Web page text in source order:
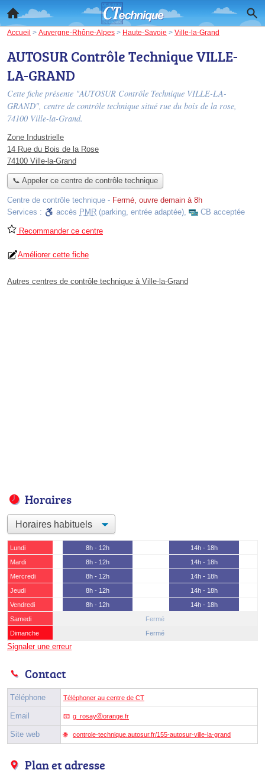
Accueil > Auvergne-Rhône-Alpes > Haute-Savoie > Ville-la-Grand
AUTOSUR Contrôle Technique VILLE-
LA-GRAND
Cette fiche présente "AUTOSUR Contrôle Technique VILLE-LA-
GRAND", centre de contrôle technique situé rue du bois de la rose,
74100 Ville-la-Grand.
Zone Industrielle
14 Rue du Bois de la Rose
74100 Ville-la-Grand
📞 Appeler ce centre de contrôle technique
Centre de contrôle technique - Fermé, ouvre demain à 8h
Services :
accès PMR (parking, entrée adaptée), CB acceptée
Recommander ce centre
Améliorer cette fiche
Autres centres de contrôle technique à Ville-la-Grand
Horaires
Lundi 8h - 12h
14h - 18h
Mardi
8h - 12h
14h - 18h
Mercredi
8h - 12h
14h - 18h
Jeudi
8h - 12h
14h - 18h
Vendredi
8h - 12h
14h - 18h
Samedi
Fermé
Dimanche
Fermé
Signaler une erreur
Contact
Téléphone Téléphoner au centre de CT
Email g_rosayⓐorange.fr
Site web controle-technique.autosur.fr/155-autosur-ville-la-grand
Plan et adresse